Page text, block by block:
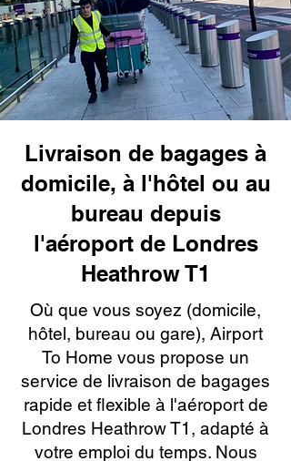
Livraison de bagages à
domicile, à l'hôtel ou au
bureau depuis
l'aéroport de Londres
Heathrow T1
Où que vous soyez (domicile,
hôtel, bureau ou gare), Airport
To Home vous propose un
service de livraison de bagages
rapide et flexible à l'aéroport de
Londres Heathrow T1, adapté à
votre emploi du temps. Nous